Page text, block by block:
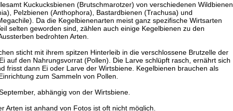
Kuckucksbienen (Brutschmarotzer) von verschiedenen Wildbienen,
Pelzbienen (Anthophora), Bastardbienen (Trachusa) und
Da die Kegelbienenarten meist ganz spezifische Wirtsarten
selten geworden sind, zählen auch einige Kegelbienen zu den
bedrohten Arten.
sticht mit ihrem spitzen Hinterleib in die verschlossene Brutzelle der
auf den Nahrungsvorrat (Pollen). Die Larve schlüpft rasch, ernährt sich
frisst dann Ei oder Larve der Wirtsbiene. Kegelbienen brauchen als
zum Sammeln von Pollen.
abhängig von der Wirtsbiene.
Arten ist anhand von Fotos ist oft nicht möglich.